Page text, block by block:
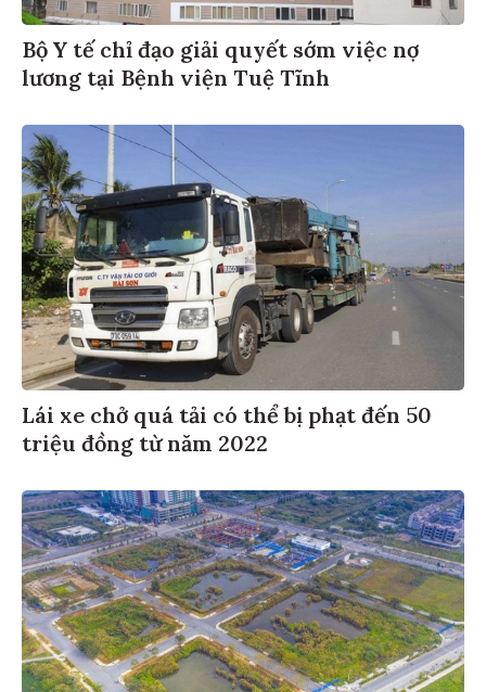
Bộ Y tế chỉ đạo giải quyết sớm việc nợ
lương tại Bệnh viện Tuệ Tĩnh
Lái xe chở quá tải có thể bị phạt đến 50
triệu đồng từ năm 2022